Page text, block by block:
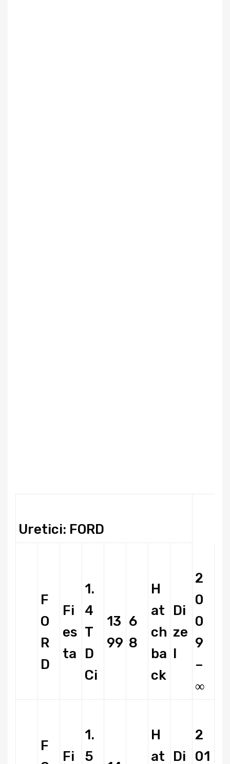
Uretici: FORD
F
O
R
D
Fi
es
ta
1.
4
T
D
Ci
13
99
6
8
H
at
ch
ba
ck
Di
ze
l
2
0
0
9
–
∞
F
Fi
1.
5
H
at
Di
2
01